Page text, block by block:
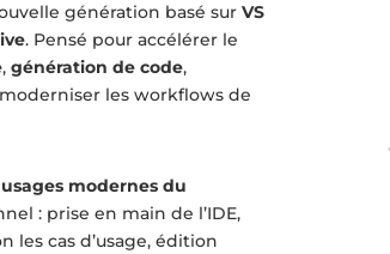
génération basé surVS
. Pensé pour accélérer le
,génération de code,
les workflows de
usages modernes du
: prise en main de l’IDE,
les cas d’usage, édition